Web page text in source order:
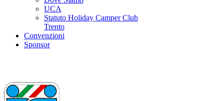
UCA
Statuto Holiday Camper Club
Trento
Convenzioni
Sponsor